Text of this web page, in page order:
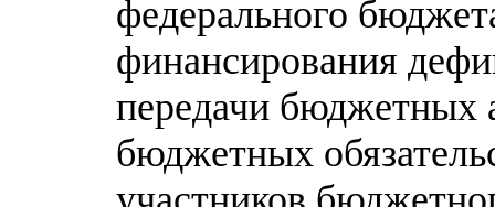
федерального
финансирования
передачи бюджетных
бюджетных